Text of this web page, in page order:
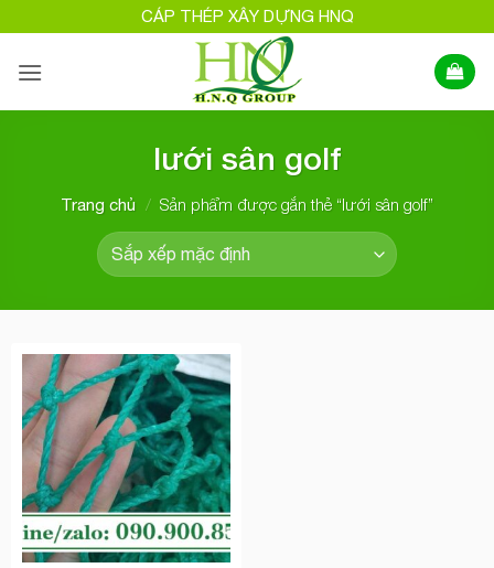
qua
nội
CÁP THÉP XÂY DỰNG HNQ
lưới sân golf
Trang chủ / Sản phẩm được gắn thẻ “lưới sân golf”